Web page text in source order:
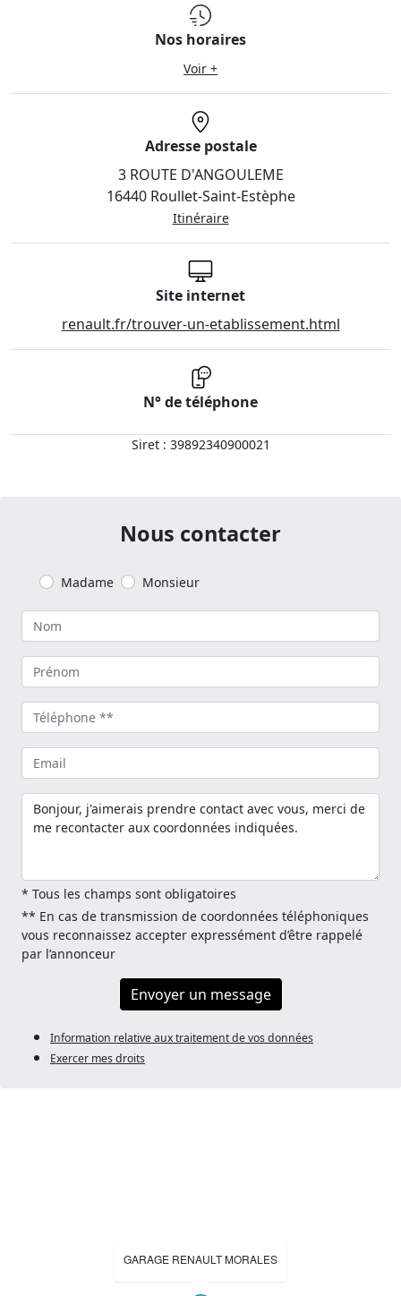
Nos horaires
Voir +
Adresse postale
3 ROUTE D'ANGOULEME
16440 Roullet-Saint-Estèphe
Itinéraire
Site internet
renault.fr/trouver-un-etablissement.html
N° de téléphone
Siret : 39892340900021
Nous contacter
Madame Monsieur
* Tous les champs sont obligatoires
** En cas de transmission de coordonnées téléphoniques
vous reconnaissez accepter expressément d’être rappelé
par l’annonceur
Envoyer un message
Information relative aux traitement de vos données
Exercer mes droits
GARAGE RENAULT MORALES